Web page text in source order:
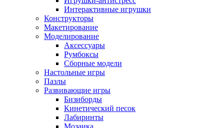
Интерактивные игрушки
Конструкторы
Макетирование
Моделирование
Аксессуары
Румбоксы
Сборные модели
Настольные игры
Пазлы
Развивающие игры
Бизиборды
Кинетический песок
Лабиринты
Мозаика